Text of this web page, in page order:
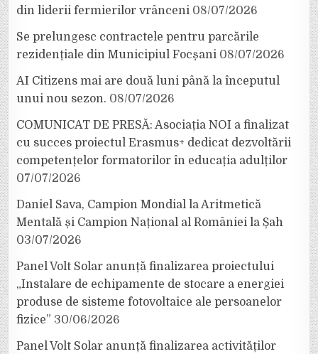
din liderii fermierilor vrânceni 08/07/2026
Se prelungesc contractele pentru parcările
rezidențiale din Municipiul Focșani 08/07/2026
AI Citizens mai are două luni până la începutul
unui nou sezon. 08/07/2026
COMUNICAT DE PRESĂ: Asociația NOI a finalizat
cu succes proiectul Erasmus+ dedicat dezvoltării
competențelor formatorilor în educația adulților
07/07/2026
Daniel Sava, Campion Mondial la Aritmetică
Mentală și Campion Național al României la Șah
03/07/2026
Panel Volt Solar anunță finalizarea proiectului
„Instalare de echipamente de stocare a energiei
produse de sisteme fotovoltaice ale persoanelor
fizice” 30/06/2026
Panel Volt Solar anunță finalizarea activităților